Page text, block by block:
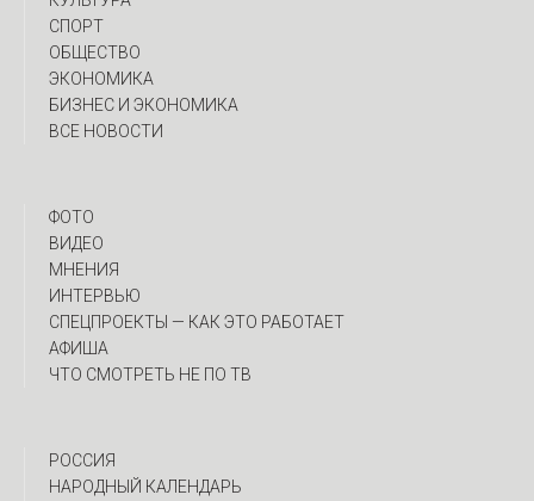
СПОРТ
ОБЩЕСТВО
ЭКОНОМИКА
БИЗНЕС И ЭКОНОМИКА
ВСЕ НОВОСТИ
ФОТО
ВИДЕО
МНЕНИЯ
ИНТЕРВЬЮ
CПЕЦПРОЕКТЫ — КАК ЭТО РАБОТАЕТ
АФИША
ЧТО СМОТРЕТЬ НЕ ПО ТВ
РОССИЯ
НАРОДНЫЙ КАЛЕНДАРЬ